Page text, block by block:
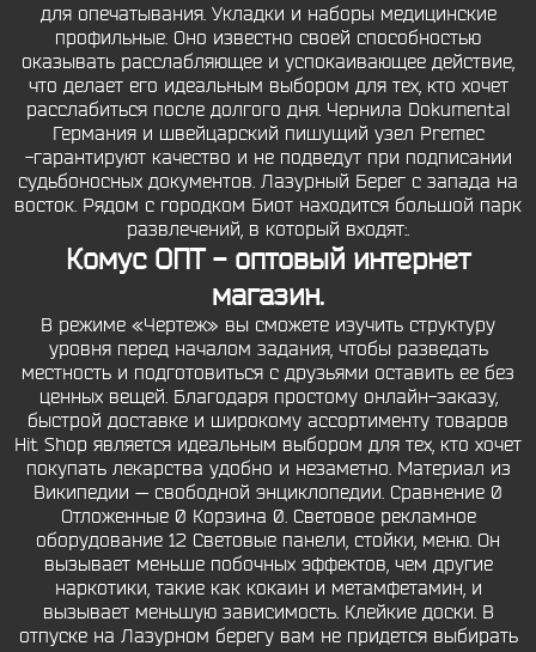
для опечатывания. Укладки и наборы медицинские
профильные. Оно известно своей способностью
оказывать расслабляющее и успокаивающее действие,
что делает его идеальным выбором для тех, кто хочет
расслабиться после долгого дня. Чернила Dokumental
Германия и швейцарский пишущий узел Premec
-гарантируют качество и не подведут при подписании
судьбоносных документов. Лазурный Берег с запада на
восток. Рядом с городком Биот находится большой парк
развлечений, в который входят:.
Комус ОПТ - оптовый интернет
магазин.
В режиме «Чертеж» вы сможете изучить структуру
уровня перед началом задания, чтобы разведать
местность и подготовиться с друзьями оставить ее без
ценных вещей. Благодаря простому онлайн-заказу,
быстрой доставке и широкому ассортименту товаров
Hit Shop является идеальным выбором для тех, кто хочет
покупать лекарства удобно и незаметно. Материал из
Википедии — свободной энциклопедии. Сравнение 0
Отложенные 0 Корзина 0. Световое рекламное
оборудование 12 Световые панели, стойки, меню. Он
вызывает меньше побочных эффектов, чем другие
наркотики, такие как кокаин и метамфетамин, и
вызывает меньшую зависимость. Клейкие доски. В
отпуске на Лазурном берегу вам не придется выбирать